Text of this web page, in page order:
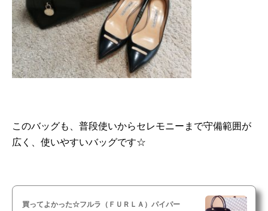
このバッグも、普段使いからセレモニーまで守備範囲が
広く、使いやすいバッグです☆
買ってよかった☆フルラ（ＦＵＲＬＡ）パイパー